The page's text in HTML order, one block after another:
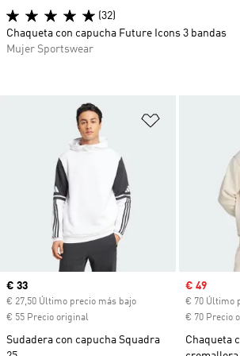
Añadir a la
Precio actual
€ 33
€ 27,50 Último precio más bajo
€ 55 Precio original
Sudadera con capucha Squadra
Precio de
€ 49
€ 70 Último
€ 70 Precio
Chaqueta
(32)
Chaqueta con capucha Future Icons 3 bandas
Mujer Sportswear